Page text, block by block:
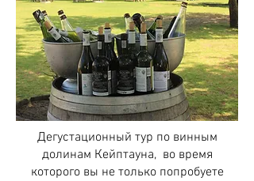
Дегустационный тур по винным
долинам Кейптауна, во время
которого вы не только попробуете